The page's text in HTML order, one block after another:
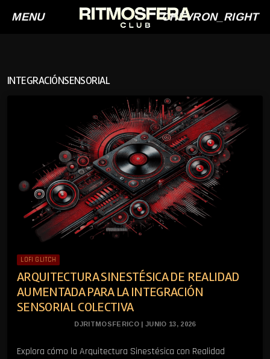
MENU CHEVRON_RIGHT
INTEGRACIÓNSENSORIAL
LOFI GLITCH
ARQUITECTURA SINESTÉSICA DE REALIDAD
AUMENTADA PARA LA INTEGRACIÓN
SENSORIAL COLECTIVA
DJRITMOSFERICO | JUNIO 13, 2026
Explora cómo la Arquitectura Sinestésica con Realidad